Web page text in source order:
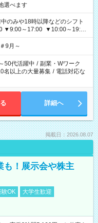
選べます
のみや18時以降などのシフト
▼9:00～17:00 ▼10:00～19:00
9月～
50代活躍中 / 副業・Wワーク
名以上の大量募集 / 電話対応な
詳細へ
掲載日：2026.08.07
も！展示会や株主
験OK
大学生歓迎